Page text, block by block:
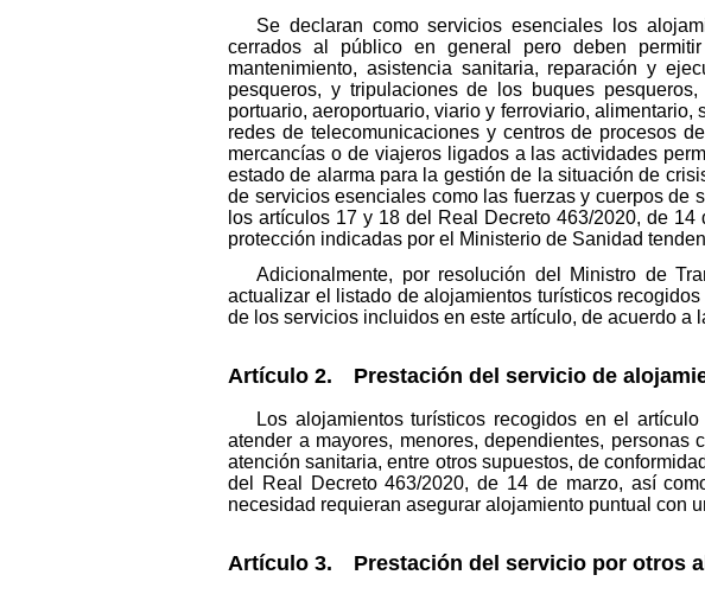
Se declaran como servicios esenciales los
cerrados al público en general pero deben
mantenimiento, asistencia sanitaria, reparación y
pesqueros, y tripulaciones de los buques
portuario, aeroportuario, viario y ferroviario,
redes de telecomunicaciones y centros de procesos
mercancías o de viajeros ligados a las actividades
estado de alarma para la gestión de la situación de
de servicios esenciales como las fuerzas y cuerpos de
los artículos 17 y 18 del Real Decreto 463/2020, de
protección indicadas por el Ministerio de Sanidad
Adicionalmente, por resolución del Ministro de
actualizar el listado de alojamientos turísticos
de los servicios incluidos en este artículo, de acuerdo
Artículo 2. Prestación del servicio de
Los alojamientos turísticos recogidos en el
atender a mayores, menores, dependientes,
atención sanitaria, entre otros supuestos, de
del Real Decreto 463/2020, de 14 de marzo, así
necesidad requieran asegurar alojamiento puntual con
Artículo 3. Prestación del servicio por otros